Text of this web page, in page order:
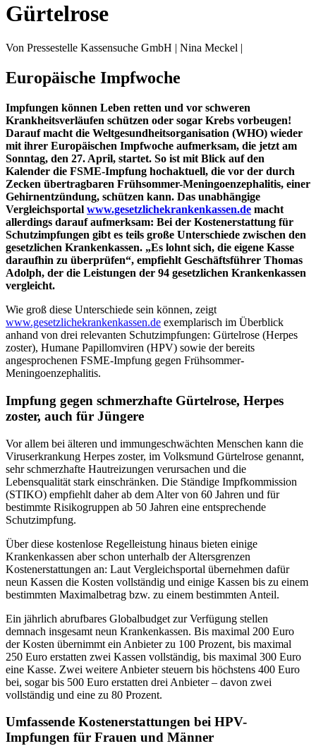
Gürtelrose
Von Pressestelle Kassensuche GmbH | Nina Meckel |
Europäische Impfwoche
Impfungen können Leben retten und vor schweren
Krankheitsverläufen schützen oder sogar Krebs vorbeugen!
Darauf macht die Weltgesundheitsorganisation (WHO) wieder
mit ihrer Europäischen Impfwoche aufmerksam, die jetzt am
Sonntag, den 27. April, startet. So ist mit Blick auf den
Kalender die FSME-Impfung hochaktuell, die vor der durch
Zecken übertragbaren Frühsommer-Meningoenzephalitis, einer
Gehirnentzündung, schützen kann. Das unabhängige
Vergleichsportal www.gesetzlichekrankenkassen.de macht
allerdings darauf aufmerksam: Bei der Kostenerstattung für
Schutzimpfungen gibt es teils große Unterschiede zwischen den
gesetzlichen Krankenkassen. „Es lohnt sich, die eigene Kasse
daraufhin zu überprüfen“, empfiehlt Geschäftsführer Thomas
Adolph, der die Leistungen der 94 gesetzlichen Krankenkassen
vergleicht.
Wie groß diese Unterschiede sein können, zeigt
www.gesetzlichekrankenkassen.de exemplarisch im Überblick
anhand von drei relevanten Schutzimpfungen: Gürtelrose (Herpes
zoster), Humane Papillomviren (HPV) sowie der bereits
angesprochenen FSME-Impfung gegen Frühsommer-
Meningoenzephalitis.
Impfung gegen schmerzhafte Gürtelrose, Herpes
zoster, auch für Jüngere
Vor allem bei älteren und immungeschwächten Menschen kann die
Viruserkrankung Herpes zoster, im Volksmund Gürtelrose genannt,
sehr schmerzhafte Hautreizungen verursachen und die
Lebensqualität stark einschränken. Die Ständige Impfkommission
(STIKO) empfiehlt daher ab dem Alter von 60 Jahren und für
bestimmte Risikogruppen ab 50 Jahren eine entsprechende
Schutzimpfung.
Über diese kostenlose Regelleistung hinaus bieten einige
Krankenkassen aber schon unterhalb der Altersgrenzen
Kostenerstattungen an: Laut Vergleichsportal übernehmen dafür
neun Kassen die Kosten vollständig und einige Kassen bis zu einem
bestimmten Maximalbetrag bzw. zu einem bestimmten Anteil.
Ein jährlich abrufbares Globalbudget zur Verfügung stellen
demnach insgesamt neun Krankenkassen. Bis maximal 200 Euro
der Kosten übernimmt ein Anbieter zu 100 Prozent, bis maximal
250 Euro erstatten zwei Kassen vollständig, bis maximal 300 Euro
eine Kasse. Zwei weitere Anbieter steuern bis höchstens 400 Euro
bei, sogar bis 500 Euro erstatten drei Anbieter – davon zwei
vollständig und eine zu 80 Prozent.
Umfassende Kostenerstattungen bei HPV-
Impfungen für Frauen und Männer